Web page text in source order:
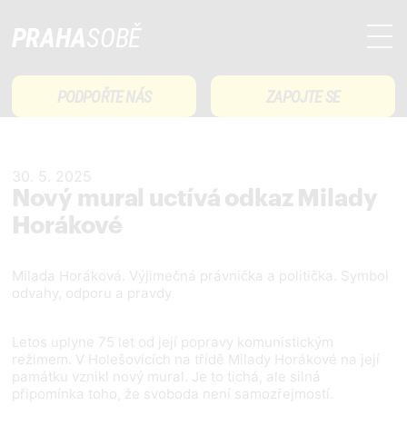
PRAHASOBĚ
PODPOŘTE NÁS ZAPOJTE SE
30. 5. 2025
Nový mural uctívá odkaz Milady
Horákové
Milada Horáková. Výjimečná právnička a politička. Symbol
odvahy, odporu a pravdy
Letos uplyne 75 let od její popravy komunistickým
režimem. V Holešovicích na třídě Milady Horákové na její
památku vznikl nový mural. Je to tichá, ale silná
připomínka toho, že svoboda není samozřejmostí.